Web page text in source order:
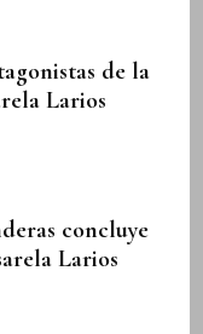
de la
Larios
concluye
Larios